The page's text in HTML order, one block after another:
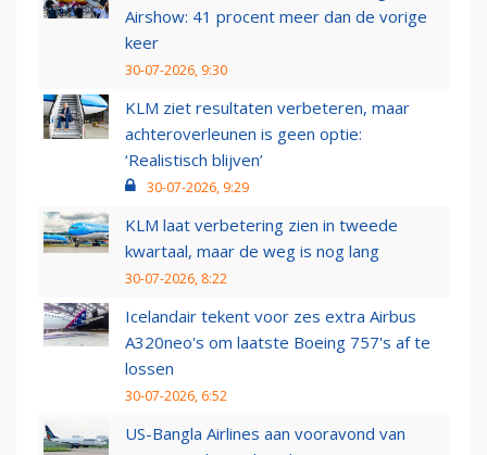
Airshow: 41 procent meer dan de vorige
keer
30-07-2026, 9:30
KLM ziet resultaten verbeteren, maar
achteroverleunen is geen optie:
‘Realistisch blijven’
30-07-2026, 9:29
KLM laat verbetering zien in tweede
kwartaal, maar de weg is nog lang
30-07-2026, 8:22
Icelandair tekent voor zes extra Airbus
A320neo's om laatste Boeing 757's af te
lossen
30-07-2026, 6:52
US-Bangla Airlines aan vooravond van